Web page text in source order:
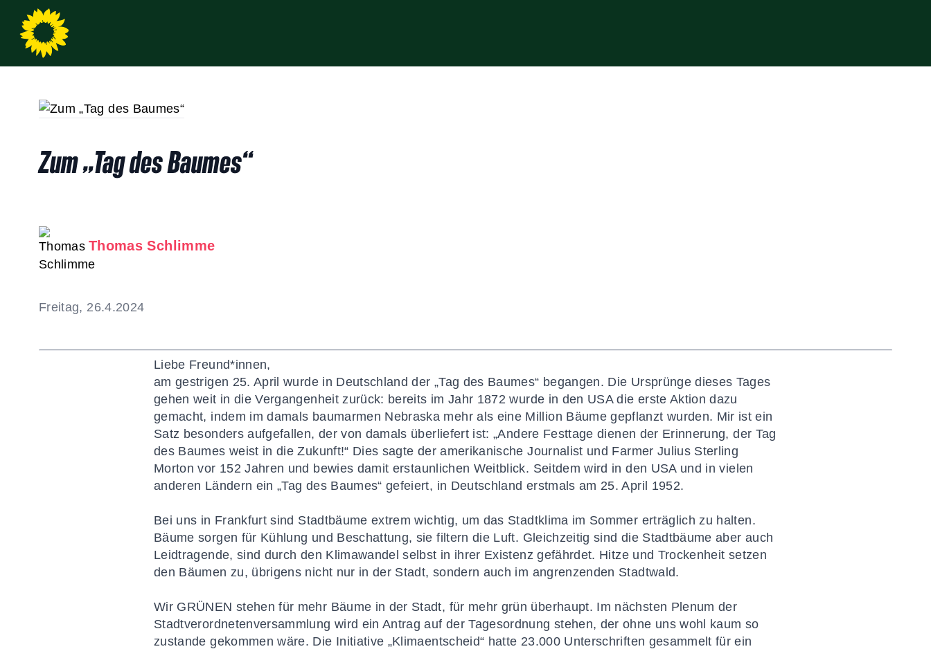
Zum „Tag des Baumes“
Thomas Schlimme
Freitag, 26.4.2024
Liebe Freund*innen,
am gestrigen 25. April wurde in Deutschland der „Tag des Baumes“ begangen. Die Ursprünge dieses Tages
gehen weit in die Vergangenheit zurück: bereits im Jahr 1872 wurde in den USA die erste Aktion dazu
gemacht, indem im damals baumarmen Nebraska mehr als eine Million Bäume gepflanzt wurden. Mir ist ein
Satz besonders aufgefallen, der von damals überliefert ist: „Andere Festtage dienen der Erinnerung, der Tag
des Baumes weist in die Zukunft!“ Dies sagte der amerikanische Journalist und Farmer Julius Sterling
Morton vor 152 Jahren und bewies damit erstaunlichen Weitblick. Seitdem wird in den USA und in vielen
anderen Ländern ein „Tag des Baumes“ gefeiert, in Deutschland erstmals am 25. April 1952.
Bei uns in Frankfurt sind Stadtbäume extrem wichtig, um das Stadtklima im Sommer erträglich zu halten.
Bäume sorgen für Kühlung und Beschattung, sie filtern die Luft. Gleichzeitig sind die Stadtbäume aber auch
Leidtragende, sind durch den Klimawandel selbst in ihrer Existenz gefährdet. Hitze und Trockenheit setzen
den Bäumen zu, übrigens nicht nur in der Stadt, sondern auch im angrenzenden Stadtwald.
Wir GRÜNEN stehen für mehr Bäume in der Stadt, für mehr grün überhaupt. Im nächsten Plenum der
Stadtverordnetenversammlung wird ein Antrag auf der Tagesordnung stehen, der ohne uns wohl kaum so
zustande gekommen wäre. Die Initiative „Klimaentscheid“ hatte 23.000 Unterschriften gesammelt für ein